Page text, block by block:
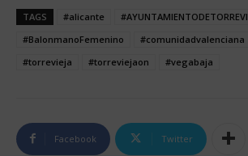
TAGS #alicante
#BalonmanoFemenino
#comunidadvalenciana
#torrevieja
#torreviejaon #vegabaja
Facebook Twitter